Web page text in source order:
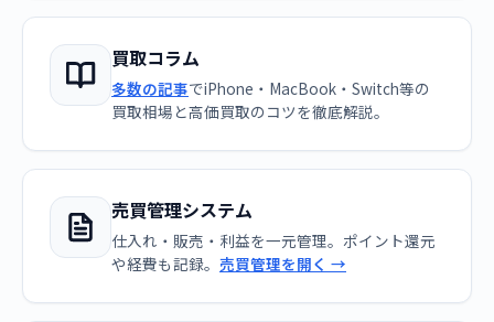
買取コラム
多数の記事でiPhone・MacBook・Switch等の
買取相場と高価買取のコツを徹底解説。
売買管理システム
仕入れ・販売・利益を一元管理。ポイント還元
や経費も記録。 売買管理を開く →